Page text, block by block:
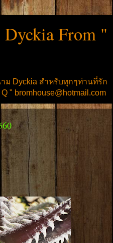
From "
ม Dyckia สำหรับทุกๆท่านที่รัก
" bromhouse@hotmail.com